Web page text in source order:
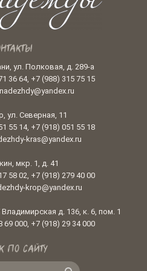
ул. Полковая, д. 289-а
36 64, +7 (988) 315 75 15
ул. Северная, 11
55 14, +7 (918) 051 55 18
kras@yandex.ru
мкр. 1, д. 41
58 02, +7 (918) 279 40 00
krop@yandex.ru
д. 136, к. 6, пом. 1
000, +7 (918) 29 34 000
ПО САЙТУ